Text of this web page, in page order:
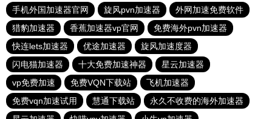
手机外国加速器官网
旋风pvn加速器
外网加速免费软件
猎豹加速器
香蕉加速器vp官网
免费海外pvn加速器
快连lets加速器
优途加速器
旋风加速度器
闪电猫加速器
十大免费加速神器
星云加速器
vp免费加速
免费VQN下载站
飞机加速器
免费vqn加速试用
慧通下载站
永久不收费的海外加速器